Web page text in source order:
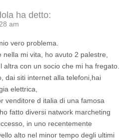
ha detto:
am
vero problema.
nella mi vita, ho avuto 2 palestre,
altra con un socio che mi ha fregato.
dai siti internet alla telefoni,hai
elettrica,
venditore d italia di una famosa
fatto diversi natwork marcheting
in uno recentemente
alto nel minor tempo degli ultimi